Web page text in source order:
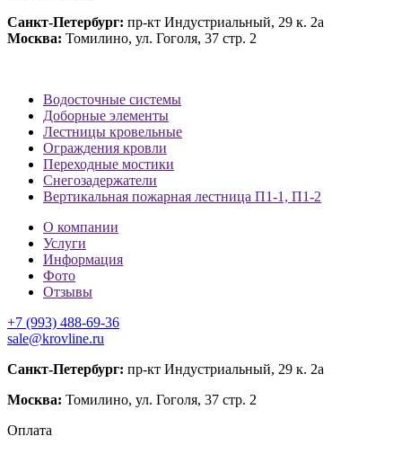
Санкт-Петербург: пр-кт Индустриальный, 29 к. 2а
Москва: Томилино, ул. Гоголя, 37 стр. 2
Водосточные системы
Доборные элементы
Лестницы кровельные
Ограждения кровли
Переходные мостики
Снегозадержатели
Вертикальная пожарная лестница П1-1, П1-2
О компании
Услуги
Информация
Фото
Отзывы
+7 (993) 488-69-36
sale@krovline.ru
Санкт-Петербург: пр-кт Индустриальный, 29 к. 2а
Москва: Томилино, ул. Гоголя, 37 стр. 2
Оплата